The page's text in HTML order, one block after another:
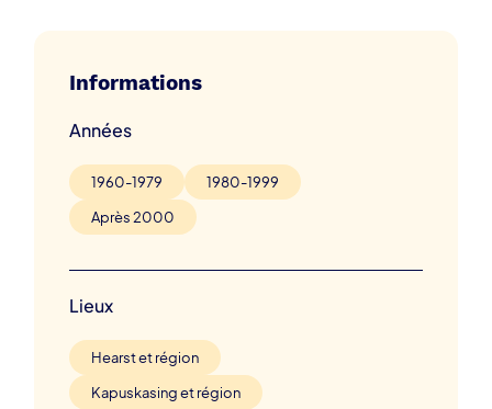
Informations
Années
1960-1979
1980-1999
Après 2000
Lieux
Hearst et région
Kapuskasing et région